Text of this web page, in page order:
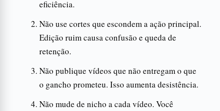
eficiência.
Não use cortes que escondem a ação principal.
Edição ruim causa confusão e queda de
retenção.
Não publique vídeos que não entregam o que
o gancho prometeu. Isso aumenta desistência.
Não mude de nicho a cada vídeo. Você